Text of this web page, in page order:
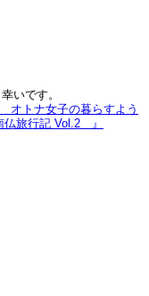
いです。
オトナ女子の暮らすよう
仏旅行記 Vol.2 』